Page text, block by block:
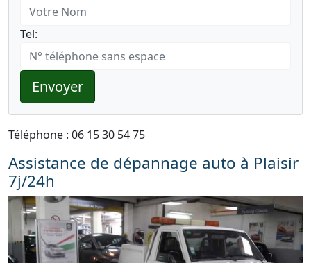
Tel:
Envoyer
Téléphone : 06 15 30 54 75
Assistance de dépannage auto à Plaisir
7j/24h